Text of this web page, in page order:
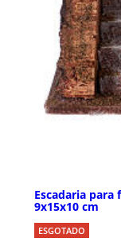
Escadaria
9x15x10 cm
ESGOTADO